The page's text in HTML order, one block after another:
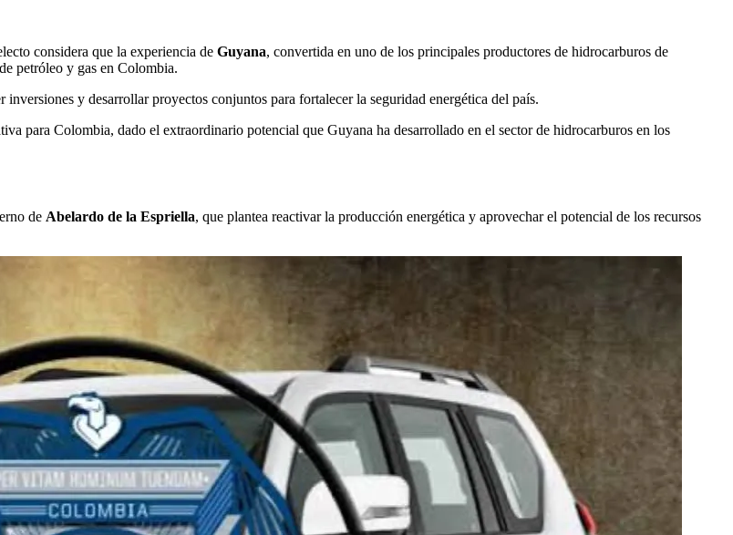
considera que la experiencia de Guyana, convertida en uno de los principales productores de hidrocarburos de
petróleo y gas en Colombia.
y desarrollar proyectos conjuntos para fortalecer la seguridad energética del país.
para Colombia, dado el extraordinario potencial que Guyana ha desarrollado en el sector de hidrocarburos en los
de Abelardo de la Espriella, que plantea reactivar la producción energética y aprovechar el potencial de los recursos